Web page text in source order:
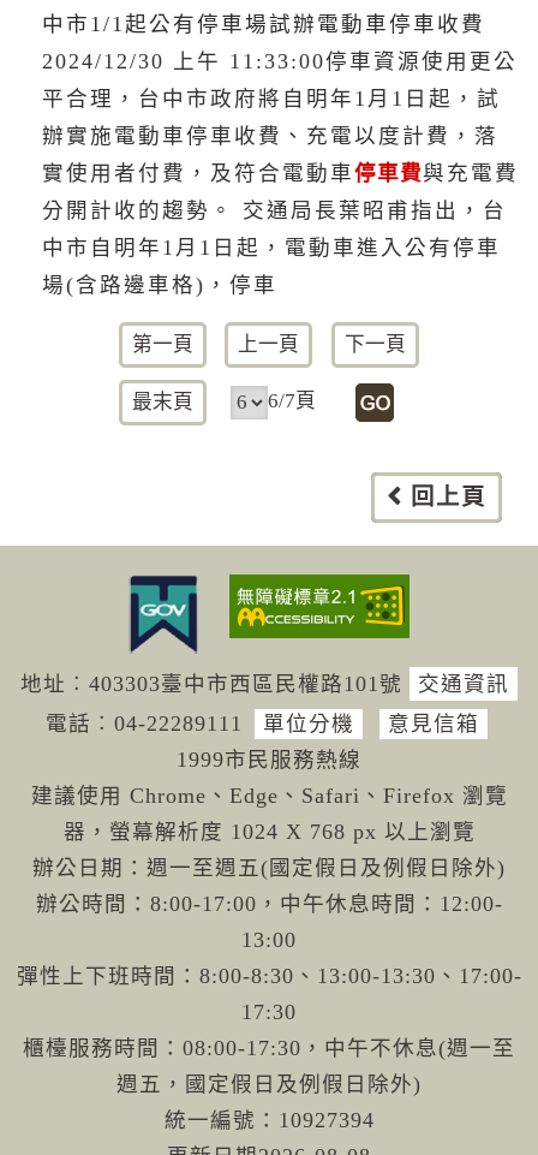
中市1/1起公有停車場試辦電動車停車收費
2024/12/30 上午 11:33:00停車資源使用更公
平合理，台中市政府將自明年1月1日起，試
辦實施電動車停車收費、充電以度計費，落
實使用者付費，及符合電動車停車費與充電費
分開計收的趨勢。 交通局長葉昭甫指出，台
中市自明年1月1日起，電動車進入公有停車
場(含路邊車格)，停車
第一頁 上一頁 下一頁
最末頁 6/7頁
回上頁
地址︰403303臺中市西區民權路101號
交通資訊
電話︰04-22289111 單位分機
意見信箱
1999市民服務熱線
建議使用 Chrome、Edge、Safari、Firefox 瀏覽
器，螢幕解析度 1024 X 768 px 以上瀏覽
辦公日期：週一至週五(國定假日及例假日除外)
辦公時間：8:00-17:00，中午休息時間：12:00-
13:00
彈性上下班時間：8:00-8:30、13:00-13:30、17:00-
17:30
櫃檯服務時間：08:00-17:30，中午不休息(週一至
週五，國定假日及例假日除外)
統一編號：10927394